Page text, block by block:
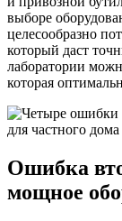
выборе
целесообразно
который даст
лаборатории
которая
Ошибка
мощное